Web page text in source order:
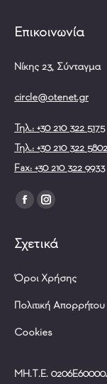
Επικοινωνία
Νίκης 23, Σύνταγμα
circle@otenet.gr
Τηλ.: +30 210 322 5175
Τηλ.: +30 210 322 5802
Fax: +30 210 322 9933
Find us on:
Facebook
opens
new
window
Instagram
opens
new
window
Σχετικά
Όροι Χρήσης
Πολιτική Απορρήτου
Cookies
ΜΗ.Τ.Ε.